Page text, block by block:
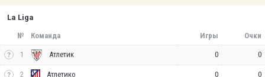
La Liga
№ Команда Игры Очки
1 Атлетик 0 0
2 Атлетико 0 0